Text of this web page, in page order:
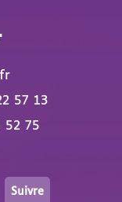
57 13
52 75
Suivre